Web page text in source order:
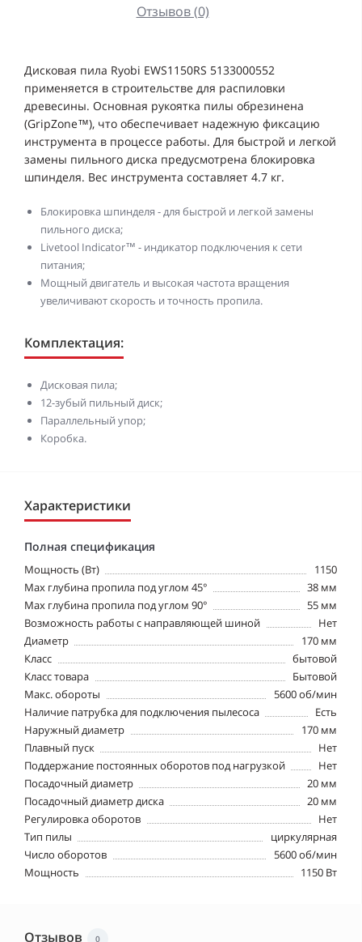
Отзывов (0)
Дисковая пила Ryobi EWS1150RS 5133000552
применяется в строительстве для распиловки
древесины. Основная рукоятка пилы обрезинена
(GripZone™), что обеспечивает надежную фиксацию
инструмента в процессе работы. Для быстрой и легкой
замены пильного диска предусмотрена блокировка
шпинделя. Вес инструмента составляет 4.7 кг.
Блокировка шпинделя - для быстрой и легкой замены
пильного диска;
Livetool Indicator™ - индикатор подключения к сети
питания;
Мощный двигатель и высокая частота вращения
увеличивают скорость и точность пропила.
Комплектация:
Дисковая пила;
12-зубый пильный диск;
Параллельный упор;
Коробка.
Характеристики
Полная спецификация
Мощность (Вт)
1150
Max глубина пропила под углом 45°
38 мм
Max глубина пропила под углом 90°
55 мм
Возможность работы с направляющей шиной
Нет
Диаметр
170 мм
Класс
бытовой
Класс товара
Бытовой
Макс. обороты
5600 об/мин
Наличие патрубка для подключения пылесоса
Есть
Наружный диаметр
170 мм
Плавный пуск
Нет
Поддержание постоянных оборотов под нагрузкой
Нет
Посадочный диаметр
20 мм
Посадочный диаметр диска
20 мм
Регулировка оборотов
Нет
Тип пилы
циркулярная
Число оборотов
5600 об/мин
Мощность
1150 Вт
Отзывов 0